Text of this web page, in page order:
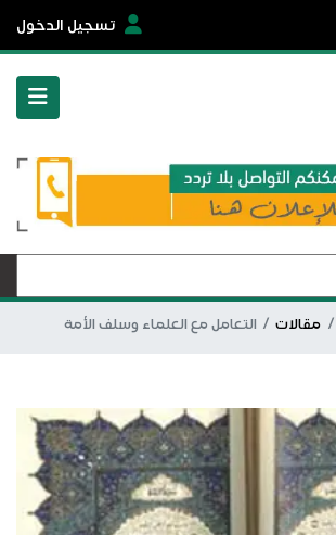
تسجيل الدخول
مقالات التعامل مع العلماء وسلف الأمة